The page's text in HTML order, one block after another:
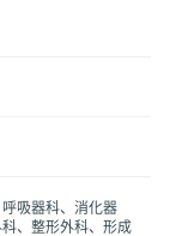
吸器科、消化器
、整形外科、形成